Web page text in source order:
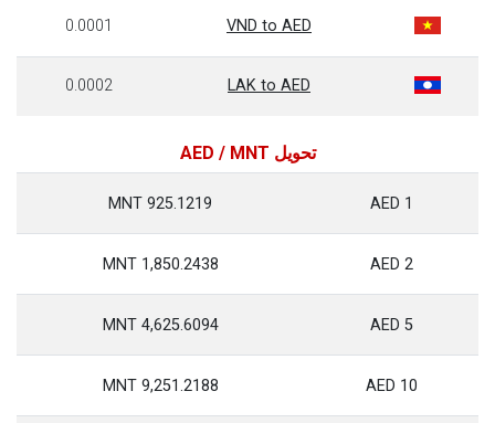
VND to AED
0.0001
LAK to AED
0.0002
تحويل AED / MNT
1 AED
925.1219 MNT
2 AED
1,850.2438 MNT
5 AED
4,625.6094 MNT
10 AED
9,251.2188 MNT